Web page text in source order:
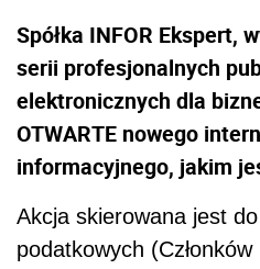
Spółka INFOR Ekspert,
serii profesjonalnych
elektronicznych dla
OTWARTE nowego
informacyjnego, jakim
Akcja skierowana jest
podatkowych